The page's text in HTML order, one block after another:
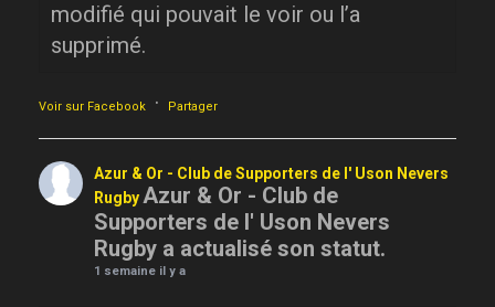
modifié qui pouvait le voir ou l’a
supprimé.
Voir sur Facebook · Partager
Azur & Or - Club de Supporters de l' Uson Nevers
RugbyAzur & Or - Club de
Supporters de l' Uson Nevers
Rugby a actualisé son statut.
1 semaine il y a